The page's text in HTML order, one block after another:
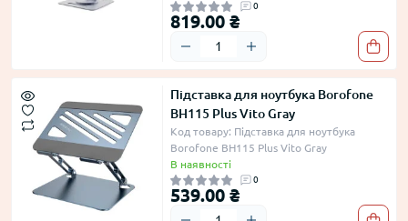
0
819.00 ₴
Підставка для ноутбука Borofone
BH115 Plus Vito Gray
Код товару: Підставка для ноутбука
Borofone BH115 Plus Vito Gray
В наявності
0
539.00 ₴